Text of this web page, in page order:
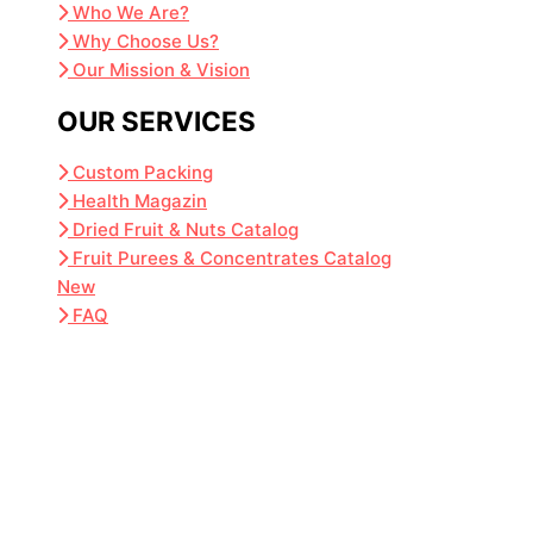
Who We Are?
Why Choose Us?
Our Mission & Vision
OUR SERVICES
Custom Packing
Health Magazin
Dried Fruit & Nuts Catalog
Fruit Purees & Concentrates Catalog
New
FAQ